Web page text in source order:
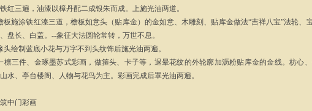
红三遍，油漆以樟丹配二成银朱而成。上施光油两道。
板施涂铁红漆三道，檐板如意头（贴库金）的金如意、木雕刻、贴库金做法“吉祥八宝”法轮、
盘长、白盖。--象征大法圆轮常转，万世不息。
头绘制蓝底小花与万字不到头纹饰后施光油两遍。
檩三件、金琢墨苏式彩画，做箍头、卡子等，退晕花纹的外轮廓加沥粉贴库金的金线。枋心
水、亭台楼阁、人物与花鸟为主。彩画完成后罩光油两遍。
中门彩画